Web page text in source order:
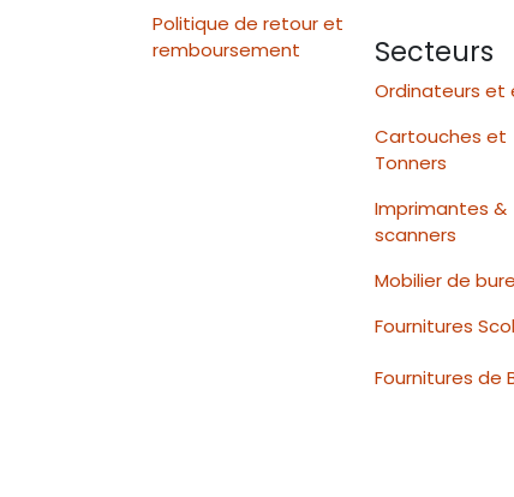
Politique de retour et
remboursement
Secteurs
Ordinateurs et
Cartouches et
Tonners
Imprimantes &
scanners
Mobilier de
Fournitures
Fournitures de